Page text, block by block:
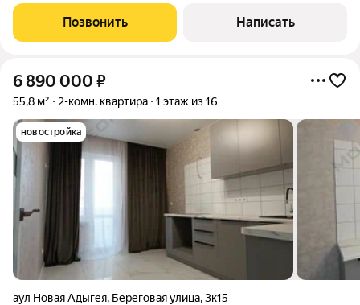
на восьмом этаже девятиэтажного дома. В квартире выполнен
новый современный ремонт в
Позвонить Написать
6 890 000 ₽
55,8 м² 2-комн. квартира 1 этаж из 16
новостройка
аул Новая Адыгея, Береговая улица,3к15